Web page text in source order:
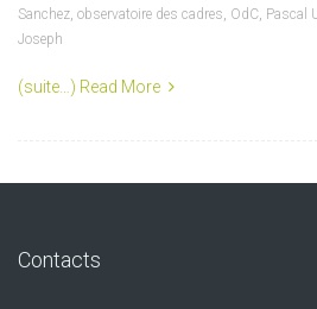
Sanchez, observatoire des cadres, OdC, Pascal
Joseph
(suite…) Read More
Contacts